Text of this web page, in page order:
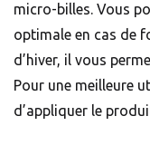
micro-billes. Vous
optimale en cas de
d’hiver, il vous
Pour une meilleure
d’appliquer le